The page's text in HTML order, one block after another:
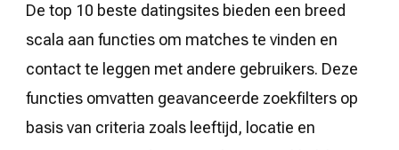
De top 10 beste datingsites bieden een breed
scala aan functies om matches te vinden en
contact te leggen met andere gebruikers. Deze
functies omvatten geavanceerde zoekfilters op
basis van criteria zoals leeftijd, locatie en